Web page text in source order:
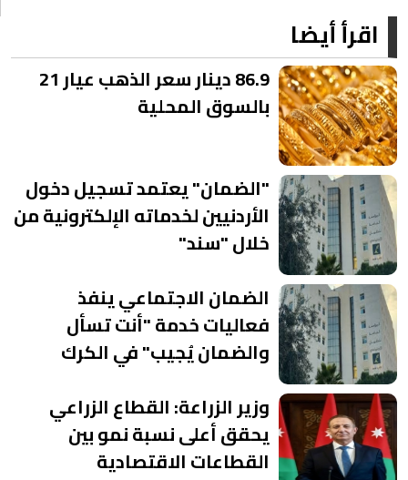
اقرأ أيضا
86.9 دينار سعر الذهب عيار 21
بالسوق المحلية
"الضمان" يعتمد تسجيل دخول
الأردنيين لخدماته الإلكترونية من
خلال "سند"
الضمان الاجتماعي ينفذ
فعاليات خدمة "أنت تسأل
والضمان يُجيب" في الكرك
وزير الزراعة: القطاع الزراعي
يحقق أعلى نسبة نمو بين
القطاعات الاقتصادية